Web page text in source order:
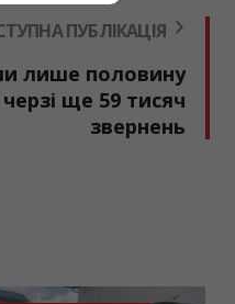
ПУБЛІКАЦІЯ
лише половину
ще 59 тисяч
звернень